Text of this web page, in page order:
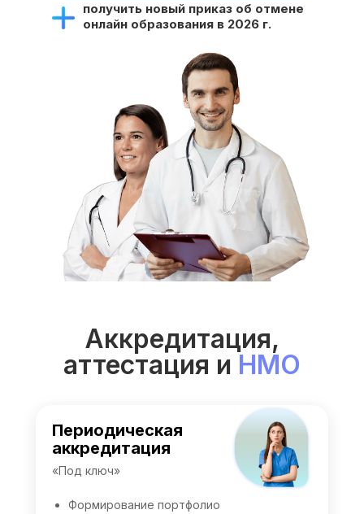
получить новый приказ об отмене
онлайн образования в 2026 г.
Аккредитация,
аттестация и НМО
Периодическая
аккредитация
«Под ключ»
Формирование портфолио